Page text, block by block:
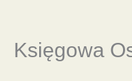
Księgowa